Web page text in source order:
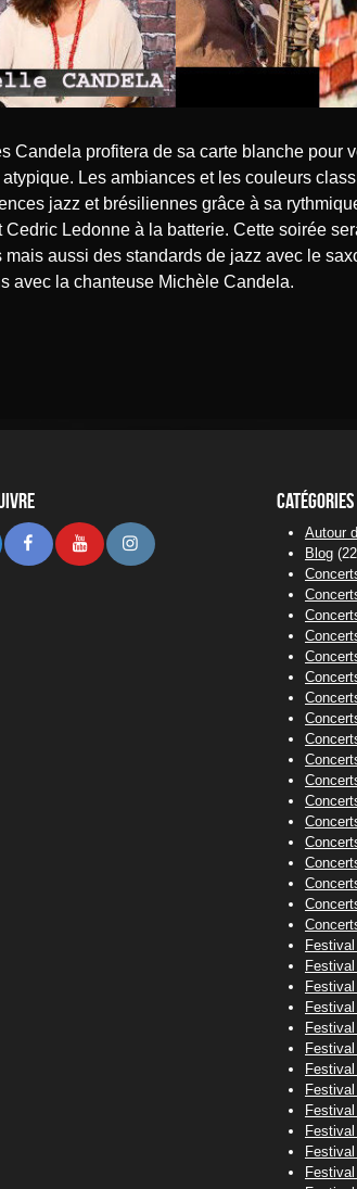
Les ambiances et les couleurs
jazz et brésiliennes grâce à sa
Ledonne à la batterie. Cette soirée
mais aussi des standards de jazz avec le
avec la chanteuse Michèle Candela.
FacebookYoutube Instagram
Catégories
Autour
Blog
Festival